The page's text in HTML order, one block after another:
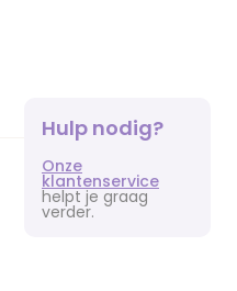
Hulp nodig?
Onze
klantenservice
helpt je graag
verder.